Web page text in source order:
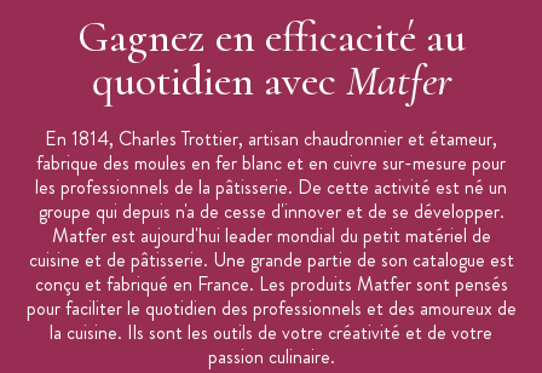
Gagnez en efficacité au
quotidien avec Matfer
En 1814, Charles Trottier, artisan chaudronnier et étameur,
fabrique des moules en fer blanc et en cuivre sur-mesure pour
les professionnels de la pâtisserie. De cette activité est né un
groupe qui depuis n'a de cesse d'innover et de se développer.
Matfer est aujourd'hui leader mondial du petit matériel de
cuisine et de pâtisserie. Une grande partie de son catalogue est
conçu et fabriqué en France. Les produits Matfer sont pensés
pour faciliter le quotidien des professionnels et des amoureux de
la cuisine. Ils sont les outils de votre créativité et de votre
passion culinaire.